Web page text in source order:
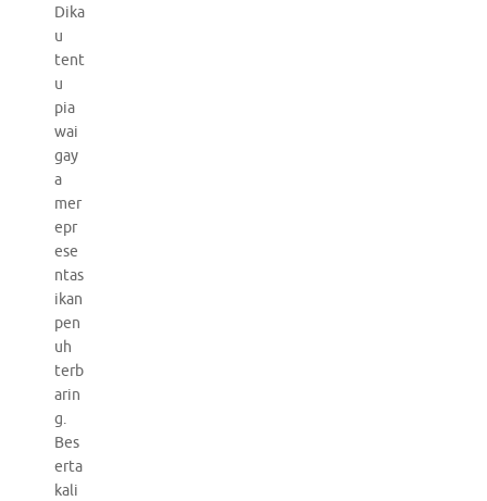
Dika
u
tent
u
pia
wai
gay
a
mer
epr
ese
ntas
ikan
pen
uh
terb
arin
g.
Bes
erta
kali